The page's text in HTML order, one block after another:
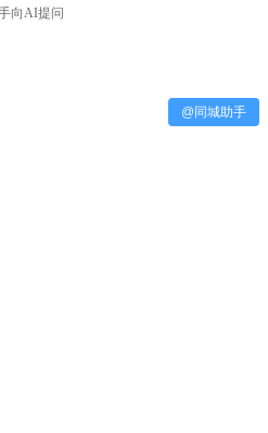
向AI提问
@同城助手